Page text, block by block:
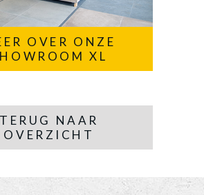
OVER ONZE
XL
TERUG NAAR
OVERZICHT